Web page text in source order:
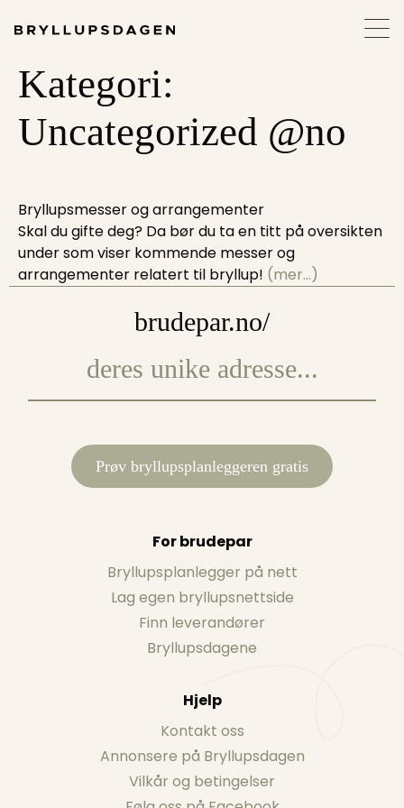
Kategori:
Uncategorized @no
Bryllupsmesser og arrangementer
Skal du gifte deg? Da bør du ta en titt på oversikten
under som viser kommende messer og
arrangementer relatert til bryllup! (mer…)
brudepar.no/
Prøv bryllupsplanleggeren gratis
For brudepar
Bryllupsplanlegger på nett
Lag egen bryllupsnettside
Finn leverandører
Bryllupsdagene
Hjelp
Kontakt oss
Annonsere på Bryllupsdagen
Vilkår og betingelser